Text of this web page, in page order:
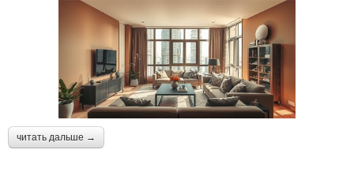
читать дальше →